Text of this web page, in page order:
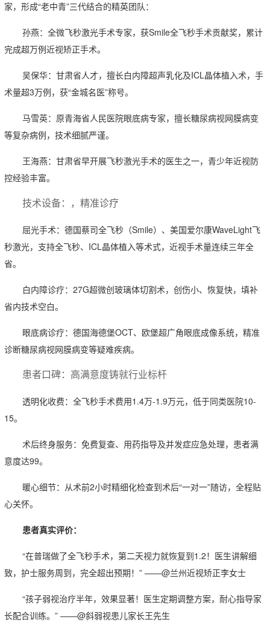
家，形成“老中青”三代结合的精英团队：
孙燕：全微飞秒激光手术专家，获Smile全飞秒手术贡献奖，累计
完成超万例近视矫正手术。
吴保华：甘肃省人才，擅长白内障超声乳化及ICL晶体植入术，手
术量超3万例，获“金城名医”称号。
马雪英：原青海省人民医院眼底病专家，擅长糖尿病视网膜病变
等复杂病例，技术细腻严谨。
王海燕：甘肃省早开展飞秒激光手术的医生之一，青少年近视防
控经验丰富。
技术设备：，精准诊疗
屈光手术：德国蔡司全飞秒（Smile）、美国爱尔康WaveLight飞
秒激光，支持全飞秒、ICL晶体植入等术式，近视手术量连续三年全
省。
白内障诊疗：27G超微创玻璃体切割术，创伤小、恢复快，填补
省内技术空白。
眼底病诊疗：德国海德堡OCT、欧堡超广角眼底成像系统，精准
诊断糖尿病视网膜病变等疑难疾病。
患者口碑：高满意度铸就行业标杆
透明化收费：全飞秒手术费用1.4万-1.9万元，低于同类医院10-
15。
术后终身服务：免费复查、用药指导及并发症应急处理，患者满
意度达99。
暖心细节：从术前2小时精细化检查到术后“一对一”随访，全程贴
心关怀。
患者真实评价：
“在普瑞做了全飞秒手术，第二天视力就恢复到1.2！医生讲解细
致，护士服务周到，完全超出预期！” ——@兰州近视矫正李女士
“孩子弱视治疗半年，效果显著！医生定期调整方案，耐心指导家
长配合训练。” ——@斜弱视患儿家长王先生